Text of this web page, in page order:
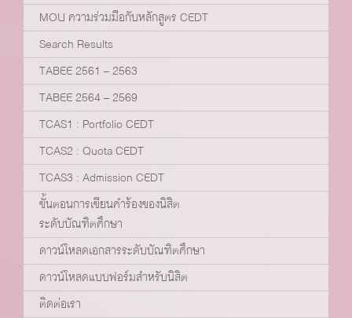
MOU ความร่วมมือกับหลักสูตร CEDT
Search Results
TABEE 2561 – 2563
TABEE 2564 – 2569
TCAS1 : Portfolio CEDT
TCAS2 : Quota CEDT
TCAS3 : Admission CEDT
ขั้นตอนการเขียนคำร้องของนิสิต
ระดับบัณฑิตศึกษา
ดาวน์โหลดเอกสารระดับบัณฑิตศึกษา
ดาวน์โหลดแบบฟอร์มสำหรับนิสิต
ติดต่อเรา